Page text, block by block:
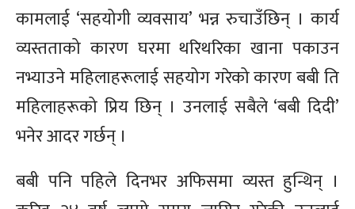
कामलाई ‘सहयोगी व्यवसाय’ भन्न रुचाउँछिन् । कार्य
व्यस्तताको कारण घरमा थरिथरिका खाना पकाउन
नभ्याउने महिलाहरूलाई सहयोग गरेको कारण बबी ति
महिलाहरूको प्रिय छिन् । उनलाई सबैले ‘बबी दिदी’
भनेर आदर गर्छन् ।
बबी पनि पहिले दिनभर अफिसमा व्यस्त हुन्थिन् ।